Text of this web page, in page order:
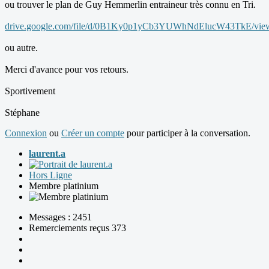
ou trouver le plan de Guy Hemmerlin entraineur très connu en Tri.
drive.google.com/file/d/0B1Ky0p1yCb3YUWhNdElucW43TkE/
ou autre.
Merci d'avance pour vos retours.
Sportivement
Stéphane
Connexion ou Créer un compte pour participer à la conversation.
laurent.a
Hors Ligne
Membre platinium
Messages : 2451
Remerciements reçus 373